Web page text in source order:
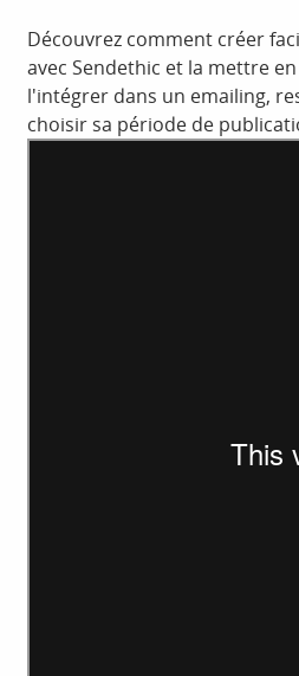
Découvrez comment créer
avec Sendethic et la mettre
l'intégrer dans un emailing,
choisir sa période de